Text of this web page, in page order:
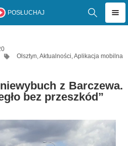
POSŁUCHAJ
Olsztyn,Aktualności,Aplikacja mobilna
z Barczewa.
bez przeszkód”